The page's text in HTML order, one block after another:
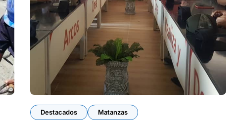
Destacados Matanzas